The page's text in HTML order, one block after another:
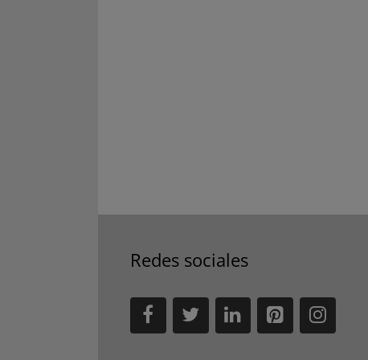
Redes sociales